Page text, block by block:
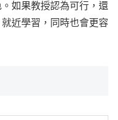
如果教授認為可行，還
近學習，同時也會更容